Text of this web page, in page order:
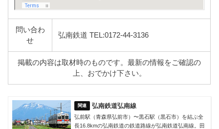
問い合わ
せ
弘南鉄道 TEL:0172-44-3136
掲載の内容は取材時のものです。最新の情報をご確認の
上、おでかけ下さい。
弘南鉄道弘南線
弘前駅（青森県弘前市）〜黒石駅（黒石市）を結ぶ全
長16.8kmの弘南鉄道の鉄道路線が弘南鉄道弘南線。田